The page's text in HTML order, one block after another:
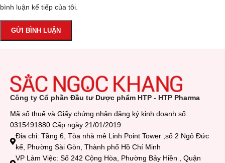
bình luận kế tiếp của tôi.
Công ty Cổ phần Đầu tư Dược phẩm HTP - HTP Pharma
Mã số thuế và Giấy chứng nhận đăng ký kinh doanh số:
0315491880 Cấp ngày 21/01/2019
Địa chỉ: Tầng 6, Tòa nhà mê Linh Point Tower ,số 2 Ngô Đức
kế, Phường Sài Gòn, Thành phố Hồ Chí Minh
VP Làm Việc: Số 242 Cộng Hòa, Phường Bảy Hiền , Quận